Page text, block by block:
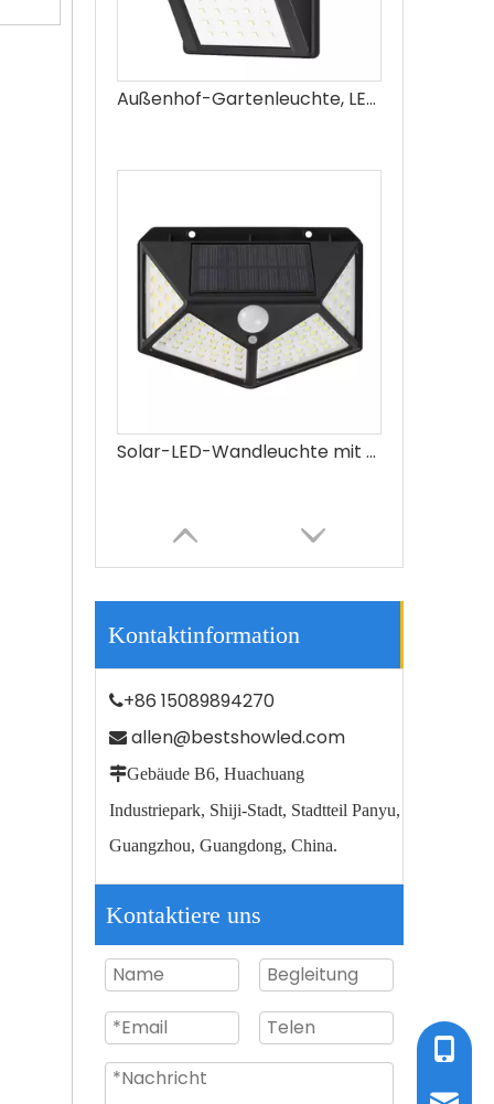
Außenhof-Gartenleuchte, LED-Wandleuchte, Solar-Wandleuchte
Solar-LED-Wandleuchte mit Bewegungssensor, 100 LEDs, 3 Beleuchtungsmodi, solarbetrieben, wasserdicht
Solar-LED-Gartenlampe mit hoher Helligkeit
Kontaktinformation
+86 15089894270
 allen@bestshowled.com
Gebäude B6, Huachuang
Industriepark, Shiji-Stadt, Stadtteil Panyu,
Guangzhou, Guangdong, China.
Kontaktiere uns
Tel /